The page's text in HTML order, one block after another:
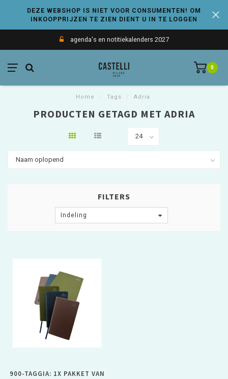
DEZE WEBSHOP IS NIET VOOR CONSUMENTEN! OM
INKOOPPRIJZEN TE ZIEN DIENT U IN TE LOGGEN
agenda's en notitiekalenders 2027
0
Home Tags Adria
PRODUCTEN GETAGD MET ADRIA
FILTERS
Indeling
900-TAGGIA: 1X PAKKET VAN